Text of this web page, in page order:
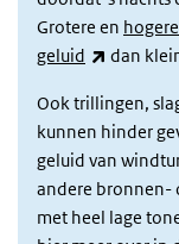
Grotere en
geluid
(externe
dan
Ook trillingen,
kunnen hinder
geluid van
andere bronnen-
met heel lage